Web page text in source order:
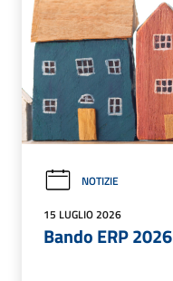
NOTIZIE
15 LUGLIO 2026
Bando ERP 2026